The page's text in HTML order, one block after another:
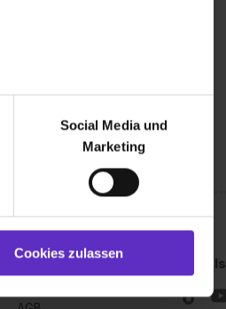
bei Benutzung der
zu analysieren
soziale Medien, Werbung
bereitgestellt hast oder die
du auch damit
Social Media und
Marketing
Cookies zulassen
Kleingedrucktes
Socials